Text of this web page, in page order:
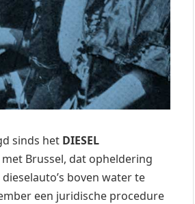
sinds het DIESEL
Brussel, dat opheldering
boven water te
een juridische procedure